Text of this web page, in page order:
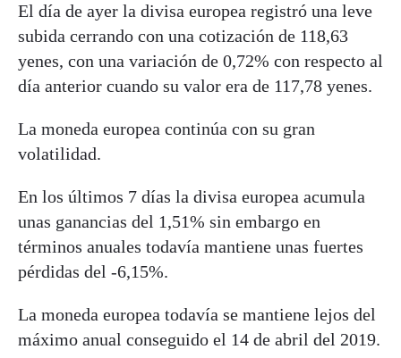
El día de ayer la divisa europea registró una leve
subida cerrando con una cotización de 118,63
yenes, con una variación de 0,72% con respecto al
día anterior cuando su valor era de 117,78 yenes.
La moneda europea continúa con su gran
volatilidad.
En los últimos 7 días la divisa europea acumula
unas ganancias del 1,51% sin embargo en
términos anuales todavía mantiene unas fuertes
pérdidas del -6,15%.
La moneda europea todavía se mantiene lejos del
máximo anual conseguido el 14 de abril del 2019.